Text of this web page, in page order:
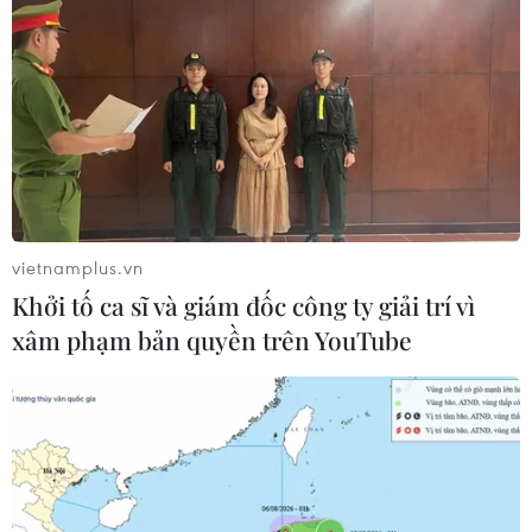
#Ukraine #Đàm phán #Giáo hoàng
Mỹ
Ukraine
Theo dõi VietnamPlus
CĂNG THẲNG NGA-UKRAINE
Liên hợp quốc: Xung đột Ukraine trải qua tháng
đẫm máu nhất
vietnamplus.vn
Khởi tố ca sĩ và giám đốc công ty giải trí vì
xâm phạm bản quyền trên YouTube